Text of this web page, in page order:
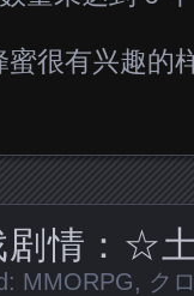
蜜很有兴趣的
剧情：☆
MMORPG, ク